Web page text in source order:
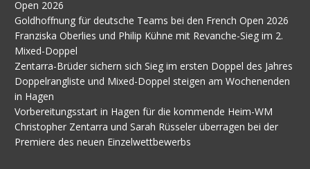
Open 2026
Goldhoffnung für deutsche Teams bei den French Open 2026
Franziska Oberlies und Philip Kühne mit Revanche-Sieg im 2.
Mixed-Doppel
Zentarra-Brüder sichern sich Sieg im ersten Doppel des Jahres
Doppelrangliste und Mixed-Doppel steigen am Wochenenden
in Hagen
Vorbereitungsstart in Hagen für die kommende Heim-WM
Christopher Zentarra und Sarah Rüsseler überragen bei der
Premiere des neuen Einzelwettbewerbs